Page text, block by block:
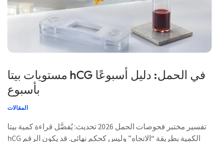
مستويات بيتا hCG في الحمل: دليل أسبوعًا
بأسبوع
المقالات
تفسير مختبر فحوصات الحمل 2026 تحديث: يُفضَّل قراءة كمية بيتا
hCG الكمية بطريقة “الاتجاه” وليس كحكم نهائي. قد يكون الرقم